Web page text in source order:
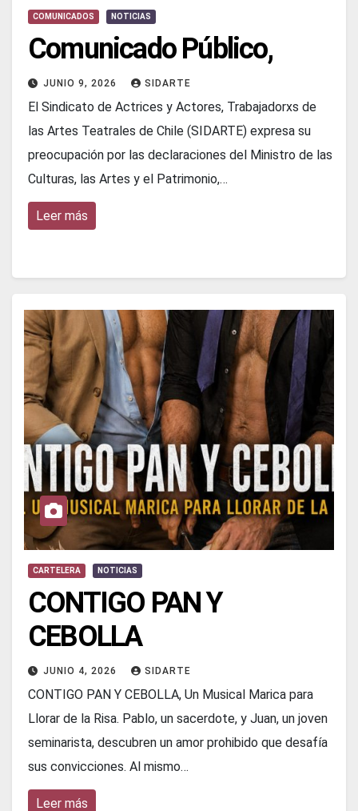
COMUNICADOS NOTICIAS
Comunicado Público,
JUNIO 9, 2026 SIDARTE
El Sindicato de Actrices y Actores, Trabajadorxs de
las Artes Teatrales de Chile (SIDARTE) expresa su
preocupación por las declaraciones del Ministro de las
Culturas, las Artes y el Patrimonio,…
Leer más
CARTELERA NOTICIAS
CONTIGO PAN Y
CEBOLLA
JUNIO 4, 2026 SIDARTE
CONTIGO PAN Y CEBOLLA, Un Musical Marica para
Llorar de la Risa. Pablo, un sacerdote, y Juan, un joven
seminarista, descubren un amor prohibido que desafía
sus convicciones. Al mismo…
Leer más